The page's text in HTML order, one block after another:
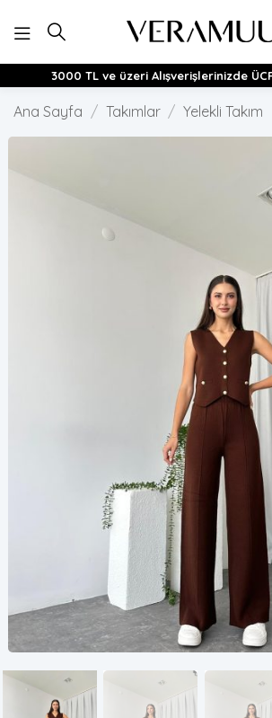
atla
3000 TL ve üzeri Alışverişlerinizde
Ana Sayfa / Takımlar / Yelekli Takım